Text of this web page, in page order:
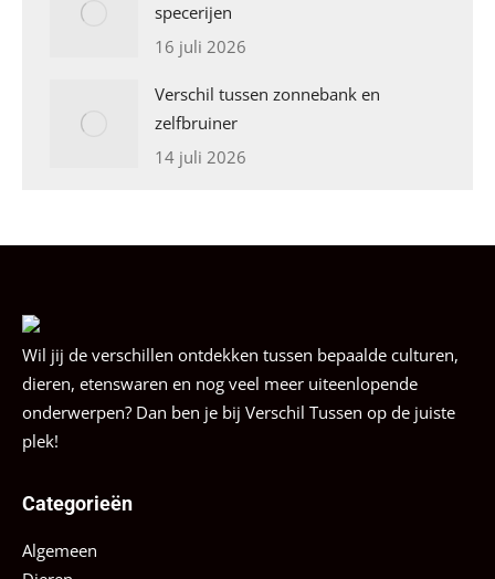
specerijen
16 juli 2026
Verschil tussen zonnebank en
zelfbruiner
14 juli 2026
Wil jij de verschillen ontdekken tussen bepaalde culturen,
dieren, etenswaren en nog veel meer uiteenlopende
onderwerpen? Dan ben je bij Verschil Tussen op de juiste
plek!
Categorieën
Algemeen